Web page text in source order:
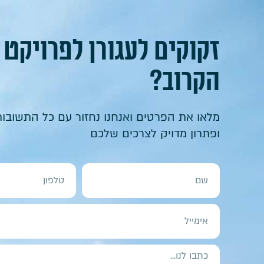
זקוקים לעגורן לפרויקט
הקרוב?
מלאו את הפרטים ואנחנו נחזור עם כל
ופתרון מדויק לצרכים שלכם